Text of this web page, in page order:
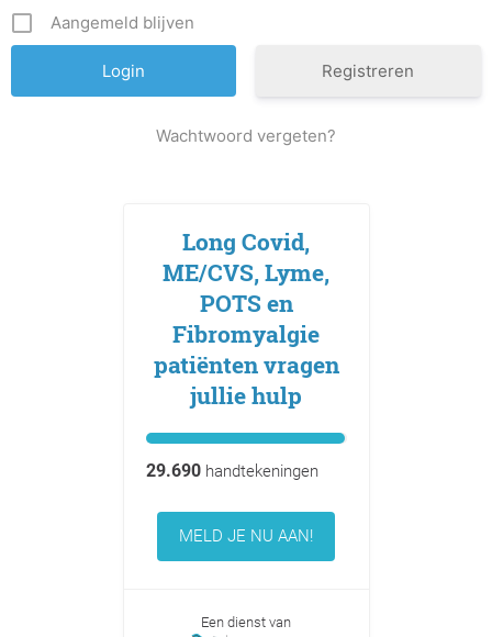
Aangemeld blijven
Registreren
Wachtwoord vergeten?
Long Covid,
ME/CVS, Lyme,
POTS en
Fibromyalgie
patiënten vragen
jullie hulp
29.690handtekeningen
MELD JE NU AAN!
Een dienst van